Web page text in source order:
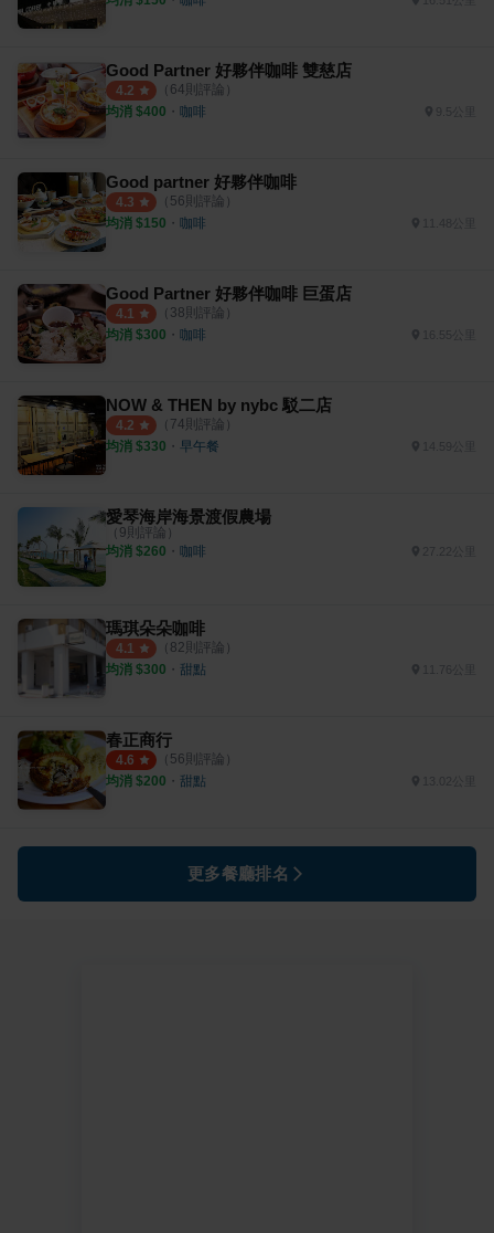
Good Partner 好夥伴咖啡 雙慈店
4.2 （ 64則評論）
均消 $400 ・ 咖啡 9.5公里
Good partner 好夥伴咖啡
4.3 （ 56則評論）
均消 $150 ・ 咖啡
Good Partner 好夥伴咖啡 巨蛋店
4.1 （ 38則評論）
均消 $300 ・ 咖啡 16.55公里
NOW & THEN by nybc 駁二店
4.2 （ 74則評論）
均消 $330 ・ 早午餐 14.59公里
愛琴海岸海景渡假農場
（ 9則評論）
均消 $260 ・ 咖啡
瑪琪朵朵咖啡
4.1 （ 82則評論）
均消 $300 ・ 甜點
春正商行
4.6 （ 56則評論）
均消 $200 ・ 甜點
更多餐廳排名